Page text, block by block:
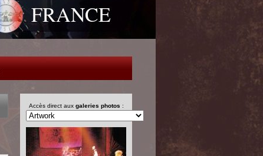
FRANCE
Accès direct aux galeries photos :